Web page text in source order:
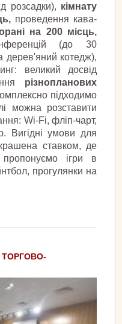
розсадки), кімнату
проведення кава-
на 200 місць,
(до 30
дерев'яний котедж),
великий досвід
різнопланових
підходимо
можна розставити
Wi-Fi, фліп-чарт,
Вигідні умови для
ставком, де
ігри в
прогулянки на
ТОРГОВО-